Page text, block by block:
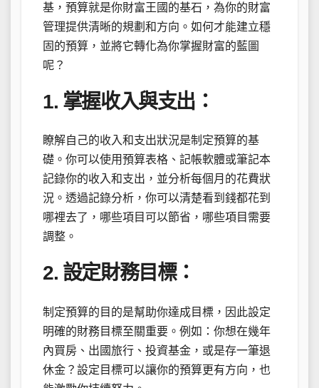
基，預算就是你財富王國的基石，為你的財富
管理提供清晰的規劃和方向。如何才能建立穩
固的預算，並將它轉化為你掌握財富的藍圖
呢？
1. 掌握收入與支出：
瞭解自己的收入和支出狀況是制定預算的基
礎。你可以使用預算表格、記帳軟體或筆記本
記錄你的收入和支出，並分析每個月的花費狀
況。透過記錄分析，你可以清楚看到錢都花到
哪裡去了，哪些項目可以節省，哪些項目需要
調整。
2. 設定財務目標：
制定預算的目的是幫助你達成目標，因此設定
明確的財務目標至關重要。例如：你想在幾年
內買房、出國旅行、投資基金，或是存一筆退
休金？設定目標可以讓你的預算更有方向，也